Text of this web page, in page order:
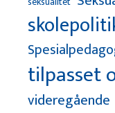
tilpasset
videregående